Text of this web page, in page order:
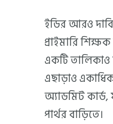
ইডির আরও
প্রাইমারি শিক্ষক
একটি তালিকাও
এছাড়াও একাধিক
অ্যাডমিট
পার্থর বাড়িতে।